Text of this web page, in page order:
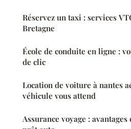
Réservez un taxi : services
Bretagne
École de conduite en ligne :
de clic
Location de voiture à nantes
véhicule vous attend
Assurance voyage :